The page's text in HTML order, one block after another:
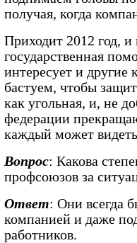
получая, когда
Приходит 2012 год, и
государственная
интересует и
бастуем, чтобы
как угольная, и, не
федерации
каждый может
Вопрос: Какова
профсоюзов за
Ответ: Они всегда
компанией и даже
работников.